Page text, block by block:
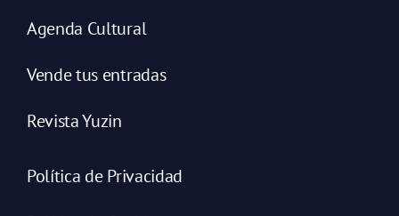
Agenda Cultural
Vende tus entradas
Revista Yuzin
Política de Privacidad